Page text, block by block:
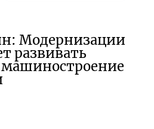
Модернизации
развивать
машиностроение